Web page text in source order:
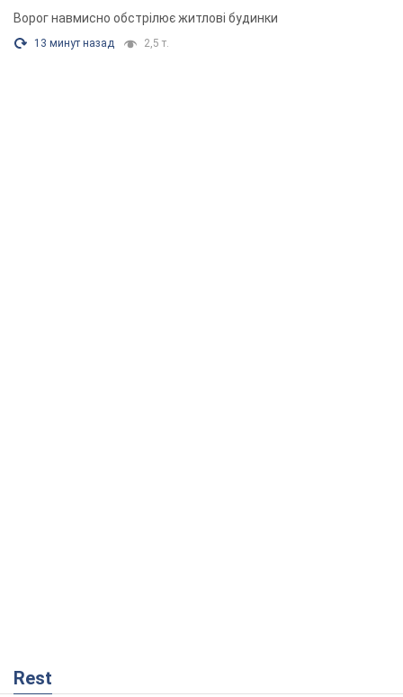
Ворог навмисно обстрілює житлові будинки
13 минут назад 2,5 т.
Rest